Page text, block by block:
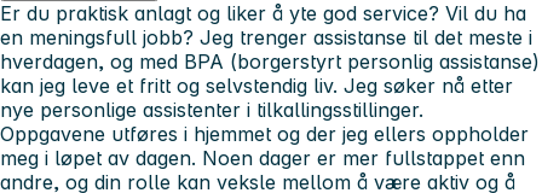
Er du praktisk anlagt og liker å yte god service? Vil du ha
en meningsfull jobb? Jeg trenger assistanse til det meste i
hverdagen, og med BPA (borgerstyrt personlig assistanse)
kan jeg leve et fritt og selvstendig liv. Jeg søker nå etter
nye personlige assistenter i tilkallingsstillinger.
Oppgavene utføres i hjemmet og der jeg ellers oppholder
meg i løpet av dagen. Noen dager er mer fullstappet enn
andre, og din rolle kan veksle mellom å være aktiv og å